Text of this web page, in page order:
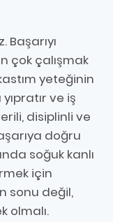
Başarıyı
çok çalışmak
yeteğinin
ve iş
disiplinli ve
doğru
soğuk kanlı
için
sonu değil,
olmalı.